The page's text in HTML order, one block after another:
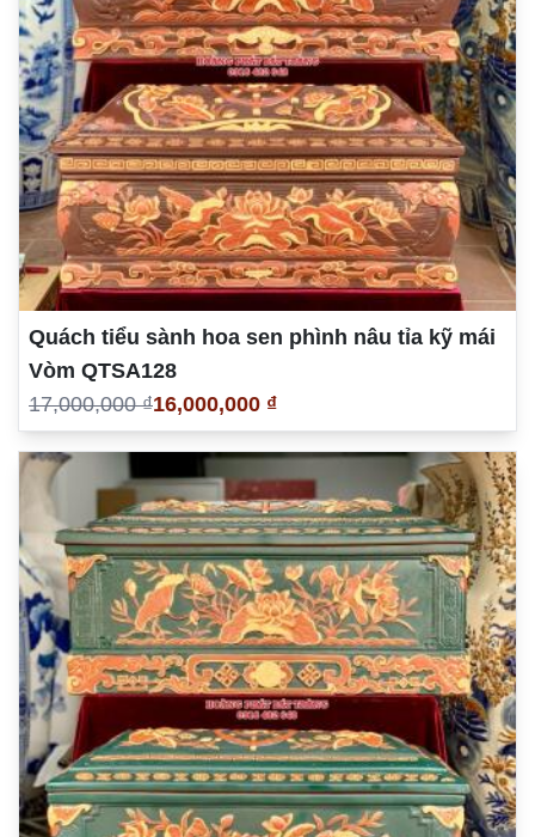
Quách tiểu sành hoa sen phình nâu tỉa kỹ mái
Vòm QTSA128
17,000,000 ₫16,000,000 ₫